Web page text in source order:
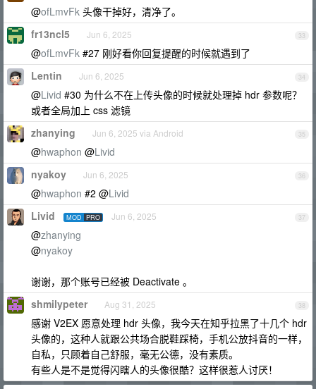
@ofLmvFk 头像干掉好，清净了。
33
fr13ncl5 Jun 6, 2025
@ofLmvFk #27 刚好看你回复提醒的时候就遇到了
34
Lentin Jun 6, 2025
@Livid #30 为什么不在上传头像的时候就处理掉 hdr 参数呢？
或者全局加上 css 滤镜
35
zhanying Jun 6, 2025 via Android
@hwaphon @Livid
36
nyakoy Jun 6, 2025
@hwaphon #2 @Livid
37
Livid MOD PRO Jun 6, 2025
@zhanying
@nyakoy
谢谢，那个账号已经被 Deactivate 。
38
shmilypeter Aug 31, 2025
感谢 V2EX 愿意处理 hdr 头像，我今天在知乎拉黑了十几个 hdr
头像的，这种人就跟公共场合脱鞋踩椅，手机公放抖音的一样，
自私，只顾着自己舒服，毫无公德，没有素质。
有些人是不是觉得闪瞎人的头像很酷？这样很惹人讨厌！